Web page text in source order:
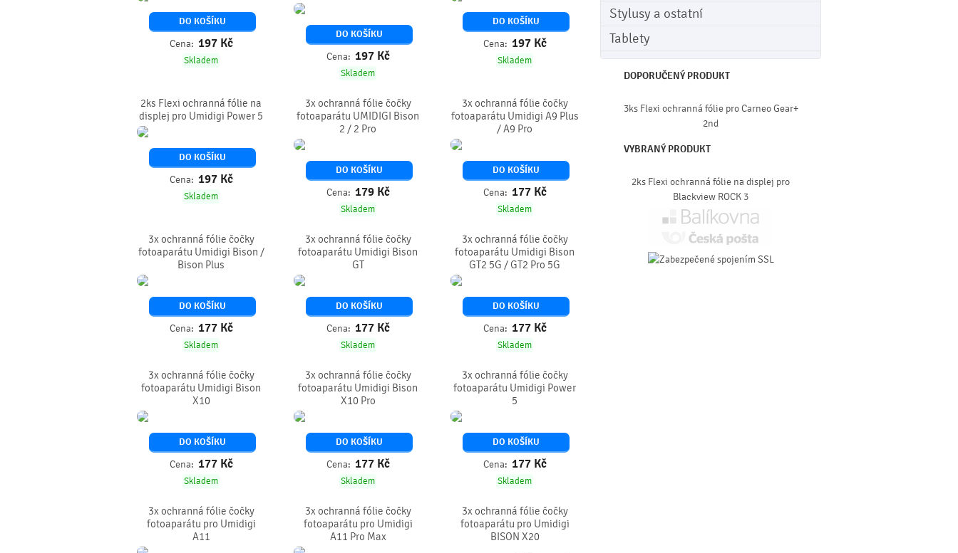
Stylusy a ostatní
Tablety
DOPORUČENÝ PRODUKT
3ks Flexi ochranná fólie pro Carneo Gear+
2nd
VYBRANÝ PRODUKT
2ks Flexi ochranná fólie na displej pro
Blackview ROCK 3
DO KOŠÍKU
Cena: 197 Kč
Skladem
DO KOŠÍKU
Cena: 197 Kč
Skladem
DO KOŠÍKU
Cena: 197 Kč
Skladem
2ks Flexi ochranná fólie na
displej pro Umidigi Power 5
DO KOŠÍKU
Cena: 197 Kč
Skladem
3x ochranná fólie čočky
fotoaparátu UMIDIGI Bison
2 / 2 Pro
DO KOŠÍKU
Cena: 179 Kč
Skladem
3x ochranná fólie čočky
fotoaparátu Umidigi A9 Plus
/ A9 Pro
DO KOŠÍKU
Cena: 177 Kč
Skladem
3x ochranná fólie čočky
fotoaparátu Umidigi Bison /
Bison Plus
DO KOŠÍKU
Cena: 177 Kč
Skladem
3x ochranná fólie čočky
fotoaparátu Umidigi Bison
GT
DO KOŠÍKU
Cena: 177 Kč
Skladem
3x ochranná fólie čočky
fotoaparátu Umidigi Bison
GT2 5G / GT2 Pro 5G
DO KOŠÍKU
Cena: 177 Kč
Skladem
3x ochranná fólie čočky
fotoaparátu Umidigi Bison
X10
DO KOŠÍKU
Cena: 177 Kč
Skladem
3x ochranná fólie čočky
fotoaparátu Umidigi Bison
X10 Pro
DO KOŠÍKU
Cena: 177 Kč
Skladem
3x ochranná fólie čočky
fotoaparátu Umidigi Power
5
DO KOŠÍKU
Cena: 177 Kč
Skladem
3x ochranná fólie čočky
fotoaparátu pro Umidigi
A11
3x ochranná fólie čočky
fotoaparátu pro Umidigi
A11 Pro Max
3x ochranná fólie čočky
fotoaparátu pro Umidigi
BISON X20